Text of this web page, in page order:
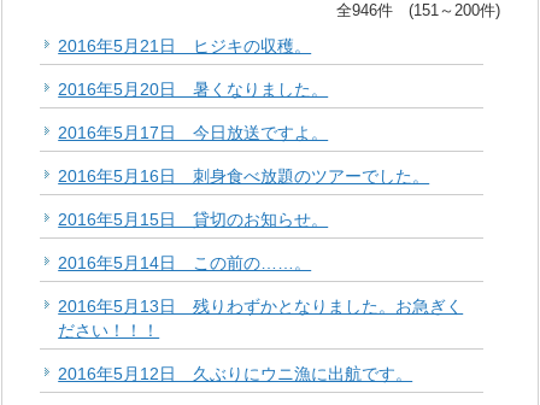
全946件 (151～200件)
2016年5月21日 ヒジキの収穫。
2016年5月20日 暑くなりました。
2016年5月17日 今日放送ですよ。
2016年5月16日 刺身食べ放題のツアーでした。
2016年5月15日 貸切のお知らせ。
2016年5月14日 この前の……。
2016年5月13日 残りわずかとなりました。お急ぎく
ださい！！！
2016年5月12日 久ぶりにウニ漁に出航です。